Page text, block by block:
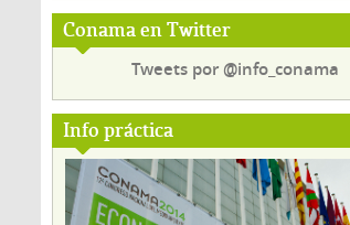
Conama en Twitter
Tweets por @info_conama
Info práctica